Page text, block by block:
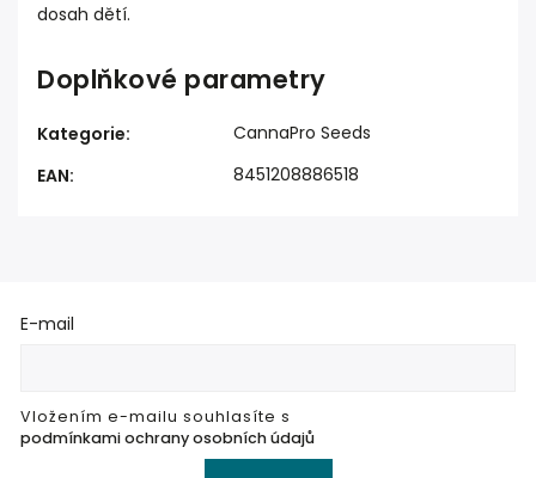
dosah dětí.
Doplňkové parametry
Kategorie:
CannaPro Seeds
EAN: 8451208886518
E-mail
Vložením e-mailu souhlasíte s
podmínkami ochrany osobních údajů